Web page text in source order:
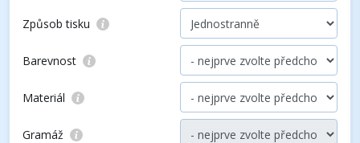
Způsob tisku
Barevnost
Materiál
Gramáž